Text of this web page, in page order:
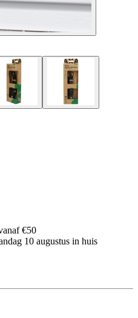
€50
10 augustus in huis